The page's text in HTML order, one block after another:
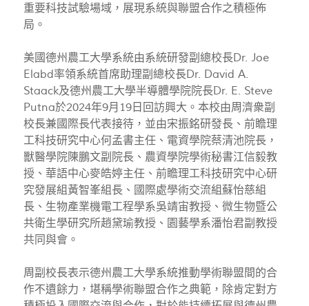
重要科技試驗場域，展現系統與聯盟合作之積極佈
局。
美國德州農工大學系統由系統研發副總校長Dr. Joe
Elabd率領系統首席助理副總校長Dr. David A.
Staack及德州農工大學半導體學院院長Dr. E. Steve
Putna於2024年9月19日回訪興大。本校由周濟衆副
校長兼國際長代表接待，並由宋振銘研發長、前瞻理
工科技研究中心何孟書主任、電資學院蔡清池院長，
獸醫學院陳鵬文副院長、農資學院學術秘書江信毅教
授、華語中心麥皓婷主任、前瞻理工科技研究中心研
究發展組黃智峯組長、國際處學術交流組蘇怡慈組
長、生物產業機電工程學系吳靖宙教授、微生物暨公
共衛生學研究所趙黛瑜教授、園藝學系潘怡君副教授
共同與會。
周副校長表示德州農工大學系統推動學術聯盟間的合
作不遺餘力，堪稱學術聯盟合作之典範，除肯定對方